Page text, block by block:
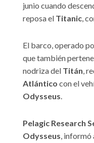
junio cuando
reposa el Titanic,
El barco, operado
que también
nodriza del Titán,
Atlántico con el
Odysseus.
Pelagic Research
Odysseus, informó